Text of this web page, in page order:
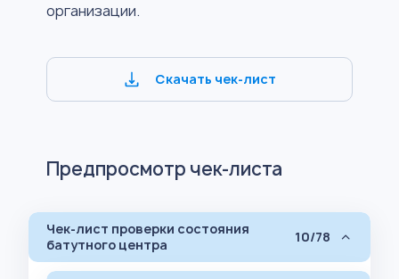
организации.
Скачать чек-лист
Предпросмотр чек-листа
Чек-лист проверки состояния
батутного центра
10/78